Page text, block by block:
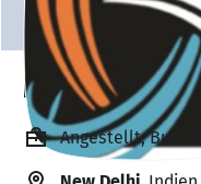
Monetta India
Angestellt,